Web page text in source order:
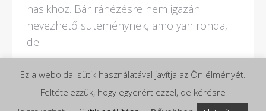
nasikhoz. Bár ránézésre nem igazán
nevezhető süteménynek, amolyan ronda,
de…
Ez a weboldal sütik használatával javítja az Ön élményét.
Feltételezzük, hogy egyerért ezzel, de kérésre